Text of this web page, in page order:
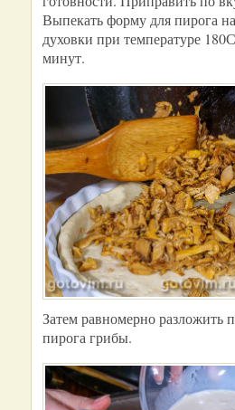
Выпекать форму для пирога
духовки при температуре
минут.
Затем равномерно разложить
пирога грибы.